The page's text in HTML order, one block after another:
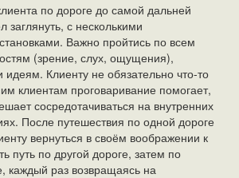
по дороге до самой дальней
заглянуть, с несколькими
Важно пройтись по всем
(зрение, слух, ощущения),
Клиенту не обязательно что-то
клиентам проговаривание помогает,
сосредотачиваться на внутренних
После путешествия по одной дороге
вернуться в своём воображении к
путь по другой дороге, затем по
каждый раз возвращаясь на